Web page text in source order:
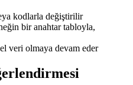
kodlarla değiştirilir
bir anahtar tabloyla,
veri olmaya devam eder